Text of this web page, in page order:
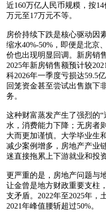
近160万亿人民币规糢，按
万元至17万元不等。
房价持续下跌是核心驱动因
缩水40%-50%，即便是北京
价也出现明显回调。新房销
2025年新房销售额预计较
科2026年一季度亏损达59.5
回笼资金甚至尝试出售旗下
务。
这种财富蒸发产生了强烈的
水，消费能力下降；无房者
大而更加谨慎。大学毕业生
减少案例增多，房地产产业
迷直接拖累上下游就业和投资
更严重的是，房地产问题与
让金曾是地方财政重要支柱
支矛盾。2022年至2025年，
2021年峰值腰斩超过50%。